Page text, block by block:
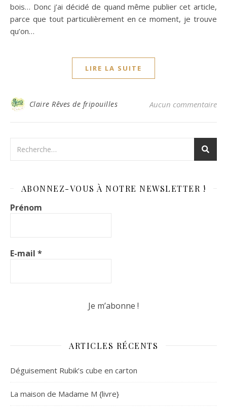
bois… Donc j’ai décidé de quand même publier cet article,
parce que tout particulièrement en ce moment, je trouve
qu’on…
LIRE LA SUITE
Claire Rêves de fripouilles Aucun commentaire
ABONNEZ-VOUS À NOTRE NEWSLETTER !
Prénom
E-mail *
ARTICLES RÉCENTS
Déguisement Rubik’s cube en carton
La maison de Madame M {livre}